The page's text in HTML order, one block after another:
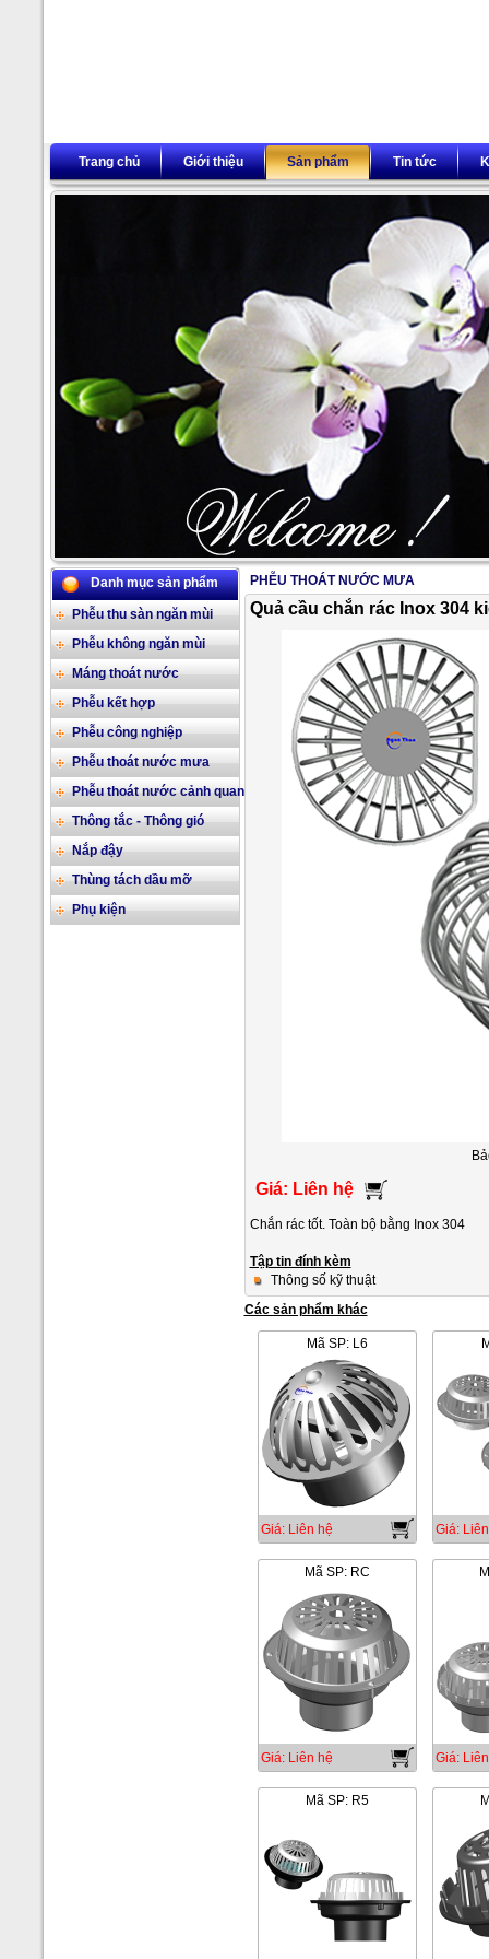
Trang chủ Giới thiệu Sản phẩm Tin tức
2/17
Danh mục sản phẩm
Phễu thu sàn ngăn mùi
Phễu không ngăn mùi
Máng thoát nước
Phễu kết hợp
Phễu công nghiệp
Phễu thoát nước mưa
Phễu thoát nước cảnh quan
Thông tắc - Thông gió
Nắp đậy
Thùng tách dầu mỡ
Phụ kiện
PHỄU THOÁT NƯỚC MƯA
Quả cầu chắn rác Inox 304
Giá: Liên hệ
Chắn rác tốt. Toàn bộ bằng Inox 304
Tập tin đính kèm
Thông số kỹ thuật
Các sản phẩm khác
Mã SP: L6
Giá: Liên hệ Giá:
Mã SP: RC
Giá: Liên hệ Giá:
Mã SP: R5